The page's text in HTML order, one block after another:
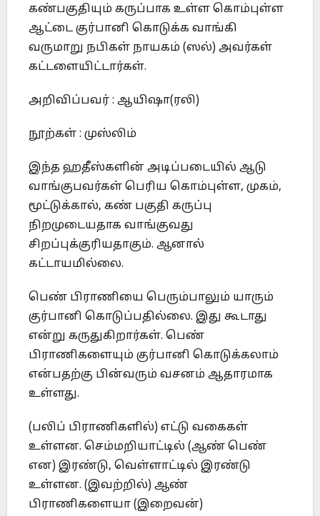
கண்பகுதியும் கருப்பாக உள்ள கொம்புள்ள
ஆட்டை குர்பானி கொடுக்க வாங்கி
வருமாறு நபிகள் நாயகம் (ஸல்) அவர்கள்
கட்டளையிட்டார்கள்.
அறிவிப்பவர் : ஆயிஷா(ரலி)
நூற்கள் : முஸ்லிம்
இந்த ஹதீஸ்களின் அடிப்படையில் ஆடு
வாங்குபவர்கள் பெரிய கொம்புள்ள, முகம்,
மூட்டுக்கால், கண் பகுதி கருப்பு
நிறமுடையதாக வாங்குவது
சிறப்புக்குரியதாகும். ஆனால்
கட்டாயமில்லை.
பெண் பிராணியை பெரும்பாலும் யாரும்
குர்பானி கொடுப்பதில்லை. இது கூடாது
என்று கருதுகிறார்கள். பெண்
பிராணிகளையும் குர்பானி கொடுக்கலாம்
என்பதற்கு பின்வரும் வசனம் ஆதாரமாக
உள்ளது.
(பலிப் பிராணிகளில்) எட்டு வகைகள்
உள்ளன. செம்மறியாட்டில் (ஆண் பெண்
என) இரண்டு, வெள்ளாட்டில் இரண்டு
உள்ளன. (இவற்றில்) ஆண்
பிராணிகளையா (இறைவன்)